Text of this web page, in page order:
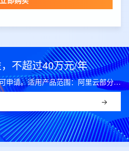
不超过40万元/年
教师(含博士后)及科研工作者可申请。适用产品范围：阿里云部分公共云产品，可开科研发票。